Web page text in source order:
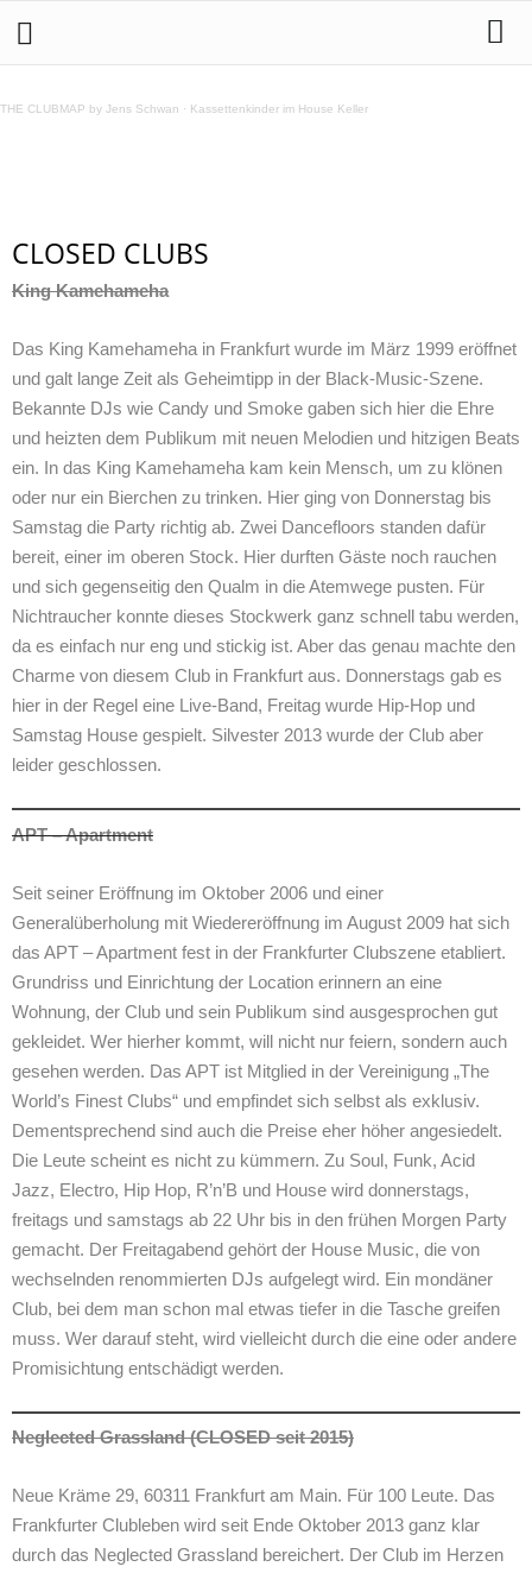
THE CLUBMAP by Jens Schwan · Kassettenkinder im House Keller
CLOSED CLUBS
King Kamehameha
Das King Kamehameha in Frankfurt wurde im März 1999 eröffnet
und galt lange Zeit als Geheimtipp in der Black-Music-Szene.
Bekannte DJs wie Candy und Smoke gaben sich hier die Ehre
und heizten dem Publikum mit neuen Melodien und hitzigen Beats
ein. In das King Kamehameha kam kein Mensch, um zu klönen
oder nur ein Bierchen zu trinken. Hier ging von Donnerstag bis
Samstag die Party richtig ab. Zwei Dancefloors standen dafür
bereit, einer im oberen Stock. Hier durften Gäste noch rauchen
und sich gegenseitig den Qualm in die Atemwege pusten. Für
Nichtraucher konnte dieses Stockwerk ganz schnell tabu werden,
da es einfach nur eng und stickig ist. Aber das genau machte den
Charme von diesem Club in Frankfurt aus. Donnerstags gab es
hier in der Regel eine Live-Band, Freitag wurde Hip-Hop und
Samstag House gespielt. Silvester 2013 wurde der Club aber
leider geschlossen.
APT – Apartment
Seit seiner Eröffnung im Oktober 2006 und einer
Generalüberholung mit Wiedereröffnung im August 2009 hat sich
das APT – Apartment fest in der Frankfurter Clubszene etabliert.
Grundriss und Einrichtung der Location erinnern an eine
Wohnung, der Club und sein Publikum sind ausgesprochen gut
gekleidet. Wer hierher kommt, will nicht nur feiern, sondern auch
gesehen werden. Das APT ist Mitglied in der Vereinigung „The
World’s Finest Clubs“ und empfindet sich selbst als exklusiv.
Dementsprechend sind auch die Preise eher höher angesiedelt.
Die Leute scheint es nicht zu kümmern. Zu Soul, Funk, Acid
Jazz, Electro, Hip Hop, R’n’B und House wird donnerstags,
freitags und samstags ab 22 Uhr bis in den frühen Morgen Party
gemacht. Der Freitagabend gehört der House Music, die von
wechselnden renommierten DJs aufgelegt wird. Ein mondäner
Club, bei dem man schon mal etwas tiefer in die Tasche greifen
muss. Wer darauf steht, wird vielleicht durch die eine oder andere
Promisichtung entschädigt werden.
Neglected Grassland (CLOSED seit 2015)
Neue Kräme 29, 60311 Frankfurt am Main. Für 100 Leute. Das
Frankfurter Clubleben wird seit Ende Oktober 2013 ganz klar
durch das Neglected Grassland bereichert. Der Club im Herzen